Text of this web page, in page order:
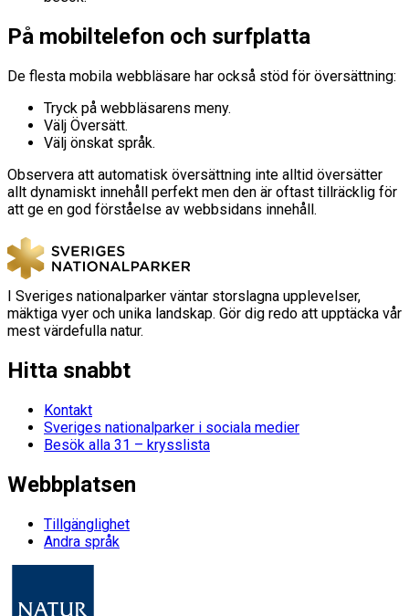
På mobiltelefon och surfplatta
De flesta mobila webbläsare har också stöd för översättning:
Tryck på webbläsarens meny.
Välj Översätt.
Välj önskat språk.
Observera att automatisk översättning inte alltid översätter
allt dynamiskt innehåll perfekt men den är oftast tillräcklig för
att ge en god förståelse av webbsidans innehåll.
I Sveriges nationalparker väntar storslagna upplevelser,
mäktiga vyer och unika landskap. Gör dig redo att upptäcka vår
mest värdefulla natur.
Hitta snabbt
Kontakt
Sveriges nationalparker i sociala medier
Besök alla 31 – krysslista
Webbplatsen
Tillgänglighet
Andra språk